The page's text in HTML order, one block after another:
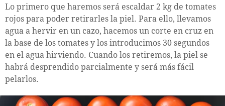
Lo primero que haremos será escaldar 2 kg de tomates
rojos para poder retirarles la piel. Para ello, llevamos
agua a hervir en un cazo, hacemos un corte en cruz en
la base de los tomates y los introducimos 30 segundos
en el agua hirviendo. Cuando los retiremos, la piel se
habrá desprendido parcialmente y será más fácil
pelarlos.